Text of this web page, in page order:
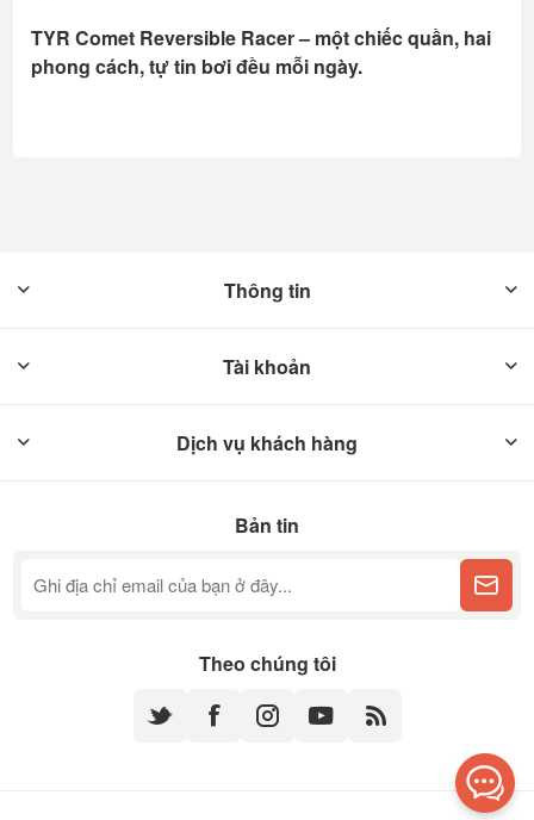
TYR Comet Reversible Racer – một chiếc quần, hai
phong cách, tự tin bơi đều mỗi ngày.
Thông tin
Tài khoản
Dịch vụ khách hàng
Bản tin
Theo chúng tôi